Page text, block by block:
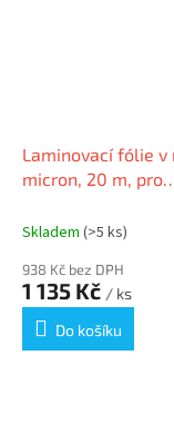
Laminovací fólie v
micron, 20 m, pro
LEITZ
Skladem (>5 ks)
938 Kč bez DPH
1 135 Kč / ks
Do košíku